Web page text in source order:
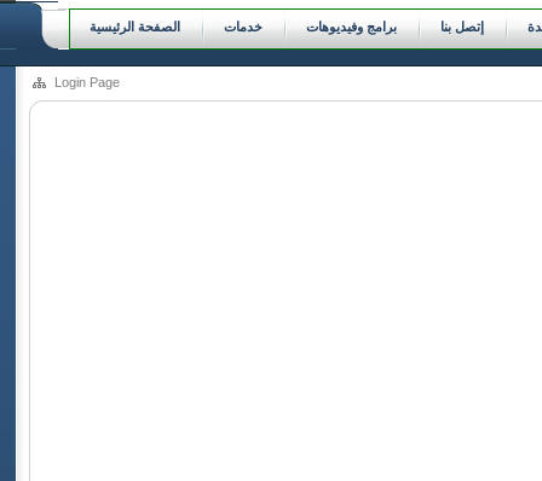
الصفحة الرئيسية خدمات برامج وفيديوهات إتصل بنا
Login Page